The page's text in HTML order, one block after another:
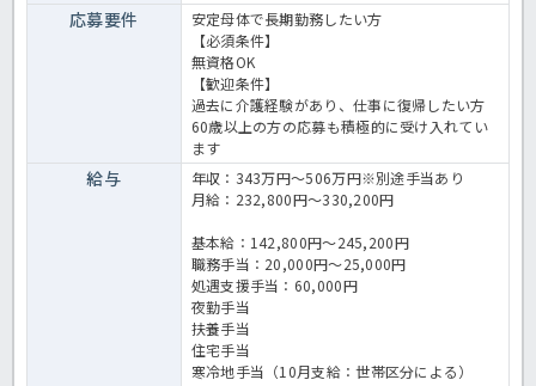
応募要件
安定母体で長期勤務したい方
【必須条件】
無資格OK
【歓迎条件】
過去に介護経験があり、仕事に復帰したい方
60歳以上の方の応募も積極的に受け入れてい
ます
給与
年収：343万円～506万円※別途手当あり
月給：232,800円～330,200円
基本給：142,800円～245,200円
職務手当：20,000円～25,000円
処遇支援手当：60,000円
夜勤手当
扶養手当
住宅手当
寒冷地手当（10月支給：世帯区分による）